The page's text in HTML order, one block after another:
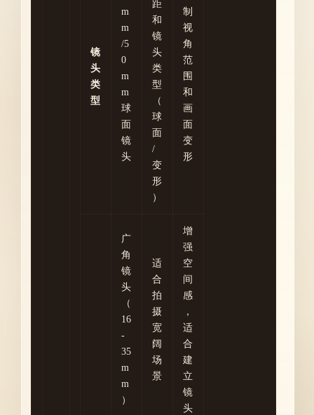
镜
头
类
型
m
m
/5
0
m
m
球
面
镜
头
距
和
镜
头
类
型
（
球
面
/
变
形
）
制
视
角
范
围
和
画
面
变
形
广
角
镜
头
（
16
-
35
m
m
）
适
合
拍
摄
宽
阔
场
景
增
强
空
间
感
，
适
合
建
立
镜
头